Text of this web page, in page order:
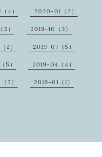
4） 2020-01（2）
2） 2019-10（3）
2） 2019-07（5）
5） 2019-04（4）
2） 2019-01（1）